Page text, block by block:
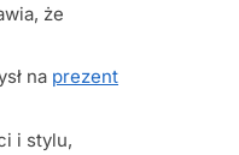
że
na prezent
i stylu,